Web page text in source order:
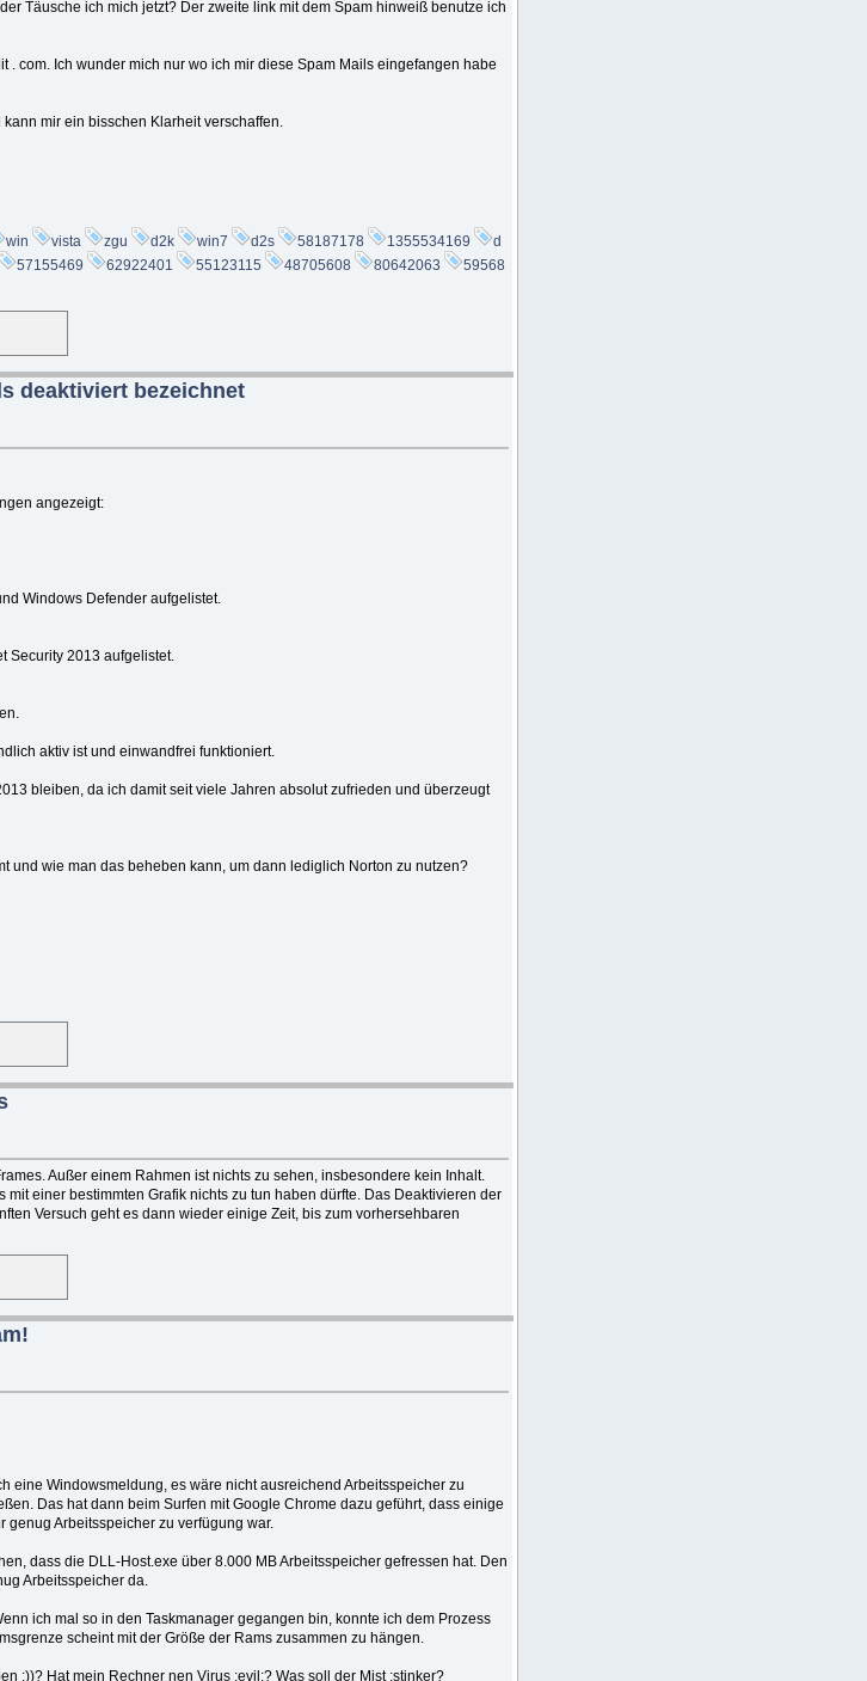
Täusche ich mich jetzt? Der zweite link mit dem Spam hinweiß benutze ich
. com. Ich wunder mich nur wo ich mir diese Spam Mails eingefangen habe
mir ein bisschen Klarheit verschaffen.
win vista zgu d2k win7 d2s 58187178 1355534169
d
57155469 62922401 55123115 48705608 80642063
59568
deaktiviert bezeichnet
angezeigt:
Windows Defender aufgelistet.
Security 2013 aufgelistet.
aktiv ist und einwandfrei funktioniert.
bleiben, da ich damit seit viele Jahren absolut zufrieden und überzeugt
und wie man das beheben kann, um dann lediglich Norton zu nutzen?
Außer einem Rahmen ist nichts zu sehen, insbesondere kein Inhalt.
einer bestimmten Grafik nichts zu tun haben dürfte. Das Deaktivieren der
Versuch geht es dann wieder einige Zeit, bis zum vorhersehbaren
eine Windowsmeldung, es wäre nicht ausreichend Arbeitsspeicher zu
Das hat dann beim Surfen mit Google Chrome dazu geführt, dass einige
Arbeitsspeicher zu verfügung war.
dass die DLL-Host.exe über 8.000 MB Arbeitsspeicher gefressen hat. Den
Arbeitsspeicher da.
ich mal so in den Taskmanager gegangen bin, konnte ich dem Prozess
scheint mit der Größe der Rams zusammen zu hängen.
:))? Hat mein Rechner nen Virus :evil:? Was soll der Mist :stinker?